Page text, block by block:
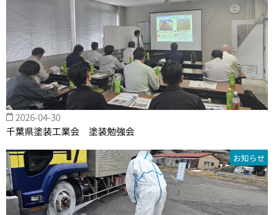
2026-04-30
千葉県塗装工業会 塗装勉強会
お知らせ